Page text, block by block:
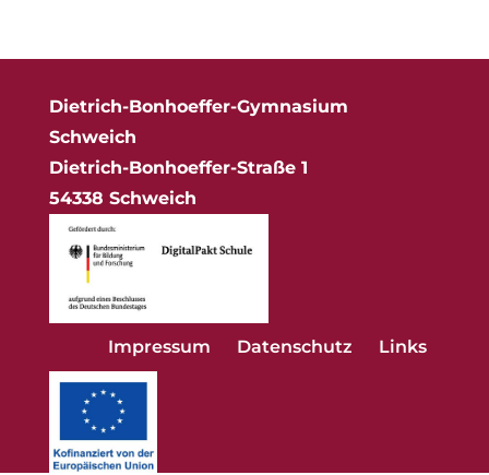
Dietrich-Bonhoeffer-Gymnasium
Schweich
Dietrich-Bonhoeffer-Straße 1
54338 Schweich
Impressum Datenschutz Links